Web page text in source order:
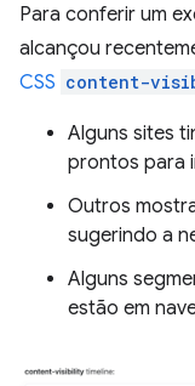
Para conferir um
alcançou
CSS content-
Alguns sites
prontos para
Outros
sugerindo a
Alguns
estão em